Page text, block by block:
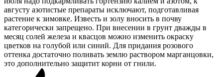
августу азотистые препараты исключают, подготавливая
растение к зимовке. Известь и золу вносить в почву
категорически запрещено. При внесении в грунт дважды в
месяц солей железа и квасцов можно изменить окраску
цветков на голубой или синий. Для придания розового
оттенка достаточно поливать землю раствором марганцовки,
это дополнительно защитит корни от гнили.